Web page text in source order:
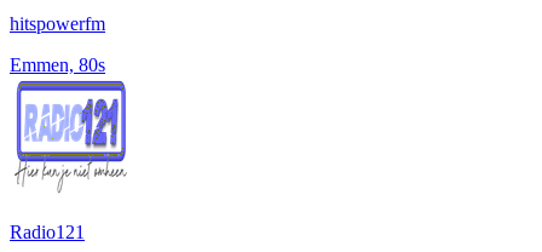
hitspowerfm
Emmen, 80s
Radio121